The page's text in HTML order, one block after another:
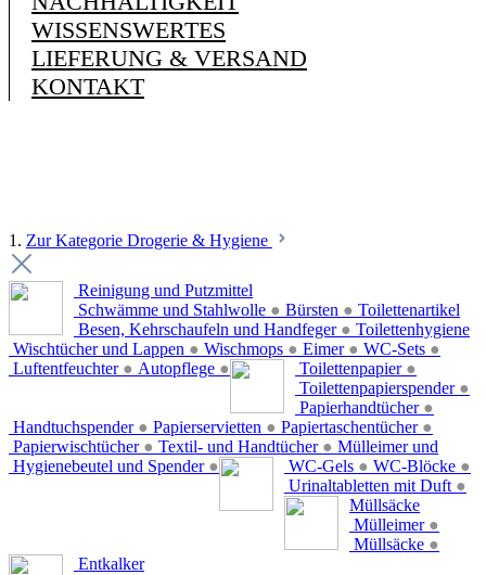
WISSENSWERTES
LIEFERUNG & VERSAND
KONTAKT
1. Zur Kategorie Drogerie & Hygiene
Reinigung und Putzmittel
Schwämme und Stahlwolle ● Bürsten ●
Besen, Kehrschaufeln und Handfeger ●
Wischtücher und Lappen ● Wischmops ● Eimer ● WC-Sets ●
Luftentfeuchter ● Autopflege ●
Toilettenartikel
Toilettenpapier ●
Toilettenpapierspender ●
Papierhandtücher ●
Handtuchspender ● Papierservietten ● Papiertaschentücher ●
Papierwischtücher ● Textil- und Handtücher ●
Hygienebeutel und Spender ●
Toilettenhygiene
WC-Gels ● WC-Blöcke ●
Urinaltabletten mit Duft ●
Mülleimer und
Müllsäcke
Mülleimer ●
Müllsäcke ●
Entkalker